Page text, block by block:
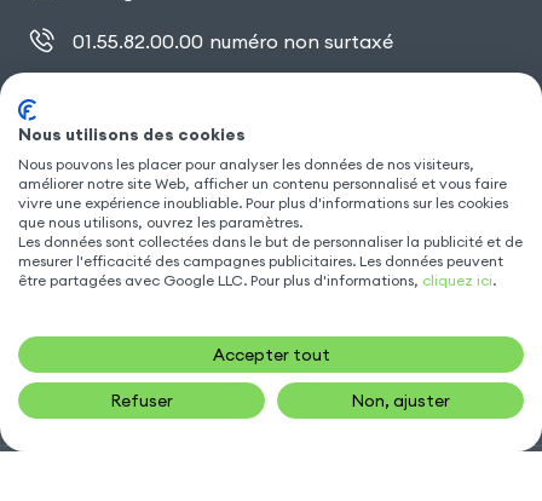
01.55.82.00.00 numéro non surtaxé
SUIVEZ NOUS
Nous utilisons des cookies
Nous pouvons les placer pour analyser les données de nos visiteurs,
améliorer notre site Web, afficher un contenu personnalisé et vous faire
vivre une expérience inoubliable. Pour plus d'informations sur les cookies
que nous utilisons, ouvrez les paramètres.
Les données sont collectées dans le but de personnaliser la publicité et de
mesurer l'efficacité des campagnes publicitaires. Les données peuvent
être partagées avec Google LLC. Pour plus d'informations, cliquez ici.
Accepter tout
Refuser Non, ajuster